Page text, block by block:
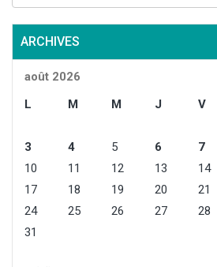
ARCHIVES
août 2026
L
M M J V
3
4 5 6 7
10
11 12 13 14
17
18 19 20 21
24
25 26 27 28
31